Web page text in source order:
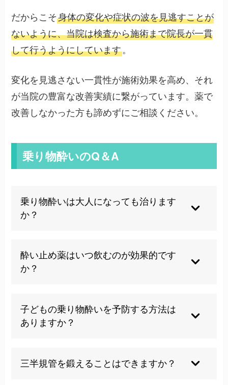
だからこそ身体の変化や症状の波を見逃すことが
ないように、当院は検査から施術まで院長が一貫
して行うようにしています。
変化を見逃さない一貫性が施術効果を高め、それ
が当院の豊富な改善実績に繋がっています。薬で
改善しなかった方も諦めずにご相談ください。
乗り物酔いのQ＆A
乗り物酔いは大人になっても治ります
か？
体質や自律神経の状態を整えることで、症状が軽
減するケースも見られます。
酔い止め薬はいつ飲むのが効果的です
か？
多くは乗車の30分〜1時間前の服用が推奨されて
いますが、詳細は薬剤師や医師にご確認くださ
い。
子どもの乗り物酔いを予防する方法は
ありますか？
睡眠をしっかりとらせ、車内では遠くの景色を見
るように促すことが効果的とされています。
三半規管を鍛えることはできますか？